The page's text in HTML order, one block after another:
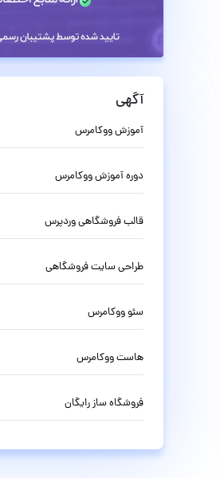
آگهی
آموزش ووکامرس
دوره آموزش ووکامرس
قالب فروشگاهی وردپرس
طراحی سایت فروشگاهی
سئو ووکامرس
هاست ووکامرس
فروشگاه ساز رایگان